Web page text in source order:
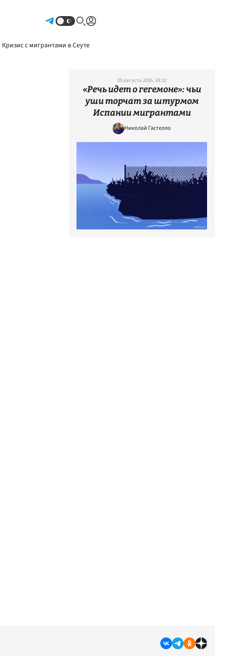
Кризис с мигрантами в Сеуте
05 августа 2026, 18:10
«Речь идет о гегемоне»: чьи
уши торчат за штурмом
Испании мигрантами
Николай Гастелло